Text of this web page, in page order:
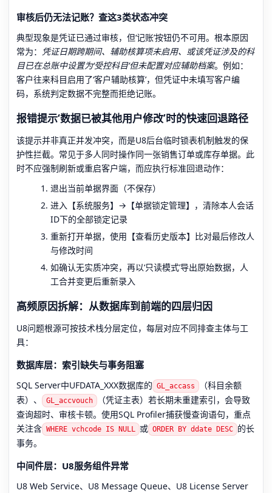
审核后仍无法记账？查这3类状态冲突
典型现象是凭证已通过审核，但‘记账’按钮仍不可用。根本原因
常为： 凭证日期跨期间、辅助核算项未启用、或该凭证涉及的科
目已在总账中设置为‘受控科目’但未配置对应辅助档案。例如：
客户往来科目启用了‘客户辅助核算’，但凭证中未填写客户编
码，系统判定数据不完整而拒绝记账。
报错提示‘数据已被其他用户修改’时的快速回退路径
该提示并非真正并发冲突，而是U8后台临时锁表机制触发的保
护性拦截。常见于多人同时操作同一张销售订单或库存单据。此
时不应强制刷新或重启客户端，而应执行标准回退动作：
退出当前单据界面（不保存）
进入【系统服务】→【单据锁定管理】，清除本人会话
ID下的全部锁定记录
重新打开单据，使用【查看历史版本】比对最后修改人
与修改时间
如确认无实质冲突，再以‘只读模式’导出原始数据，人
工合并变更后重新录入
高频原因拆解：从数据库到前端的四层归因
U8问题根源可按技术栈分层定位，每层对应不同排查主体与工
具：
数据库层：索引缺失与事务阻塞
SQL Server中UFDATA_XXX数据库的 GL_accass
（科目余额
表）、
GL_accvouch
（凭证主表）若长期未重建索引，会导致
查询超时、审核卡顿。使用SQL Profiler捕获慢查询语句，重点
关注含 WHERE vchcode IS NULL 或 ORDER BY ddate DESC 的长
事务。
中间件层：U8服务组件异常
U8 Web Service、U8 Message Queue、U8 License Server